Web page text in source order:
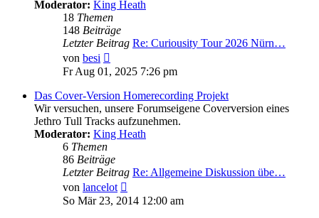
Moderator: King Heath
18 Themen
148 Beiträge
Letzter Beitrag Re: Curiousity Tour 2026 Nürn…
von besi
Beitrag
Fr Aug 01, 2025 7:26 pm
Das Cover-Version Homerecording Projekt
Wir versuchen, unsere Forumseigene Coverversion eines
Jethro Tull Tracks aufzunehmen.
Moderator: King Heath
6 Themen
86 Beiträge
Letzter Beitrag Re: Allgemeine Diskussion übe…
von lancelot
Beitrag
So Mär 23, 2014 12:00 am